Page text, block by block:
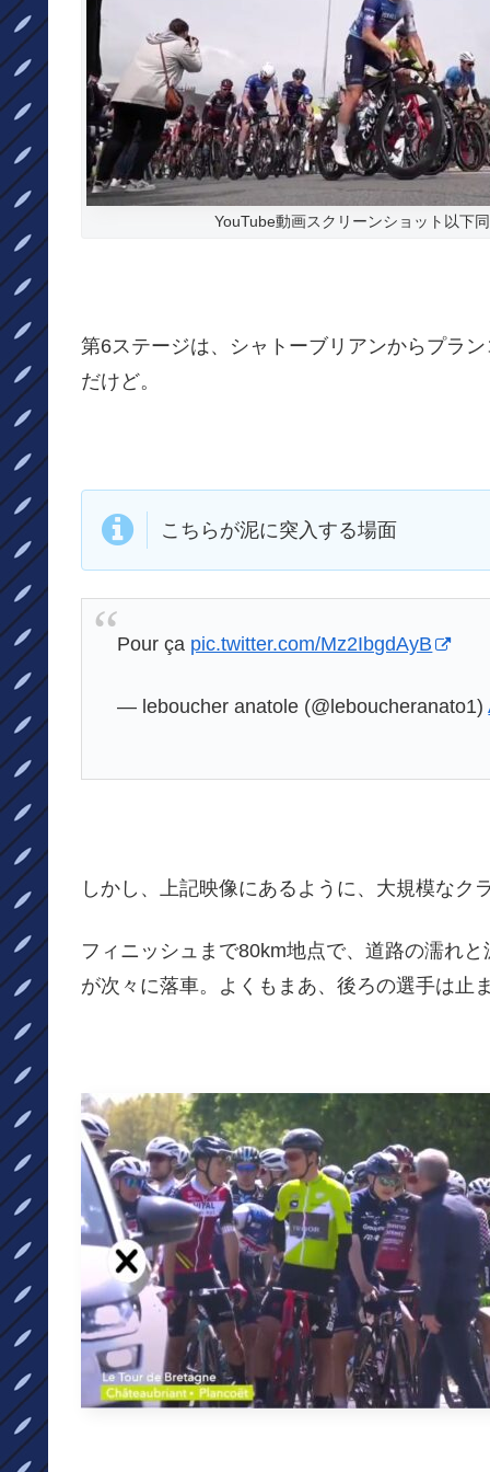
YouTube動画スクリーンショット以下
第6ステージは、シャトーブリアンからプラ
だけど。
こちらが泥に突入する場面
Pour ça pic.twitter.com/Mz2IbgdAyB
— leboucher anatole (@leboucheranato1)
しかし、上記映像にあるように、大規模なク
フィニッシュまで80km地点で、道路の濡れ
が次々に落車。よくもまあ、後ろの選手は止